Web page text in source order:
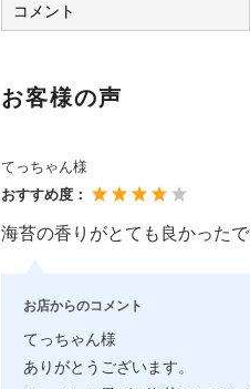
コメント
お客様の声
てっちゃん様
おすすめ度：
海苔の香りがとても良かった
お店からのコメント
てっちゃん様
ありがとうございます。